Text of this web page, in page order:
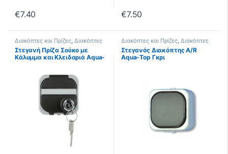
€7.40 €7.50
Διακόπτες και Πρίζες, Διακόπτες
Στεγανοί, Στεγανοί Aqua Top
Στεγανή Πρίζα Σούκο με
Κάλυμμα και Κλειδαριά Aqua-
Διακόπτες και Πρίζες, Διακόπτες
Στεγανοί, Στεγανοί Aqua Top
Στεγανός Διακόπτης A/R
Aqua-Top Γκρι